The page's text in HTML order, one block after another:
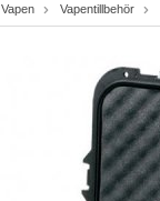
Vapen Vapentillbehör